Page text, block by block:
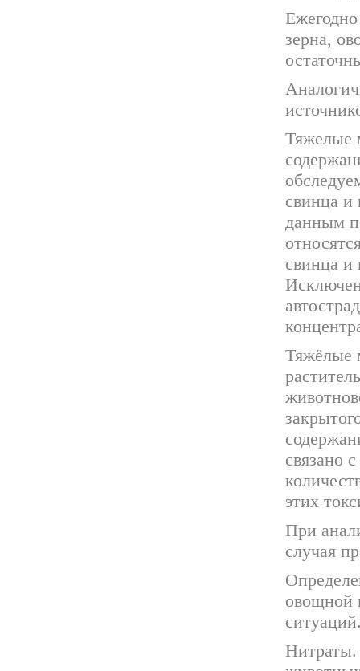
зерна,
Тяжелые
свинца и
данным
свинца и
Тяжёлые
связано
этих
При
случая
овощной
Нитраты.